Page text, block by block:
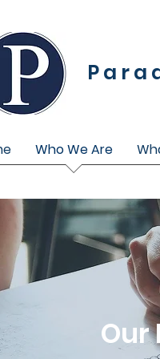
Who We Are
Our